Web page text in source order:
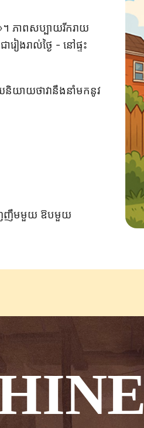
។ ភាពសប្បាយរីករាយ
ៀងរាល់ថ្ងៃ - នៅផ្ទះ
យនិយាយថាវានឹងនាំមកនូវ
មញញឹមមួយ ឱបមួយ